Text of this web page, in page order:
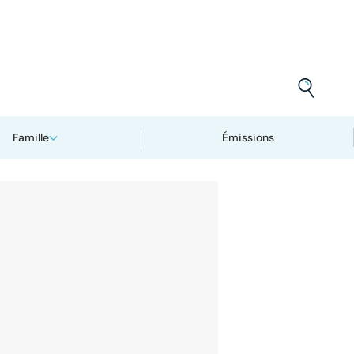
Famille Émissions